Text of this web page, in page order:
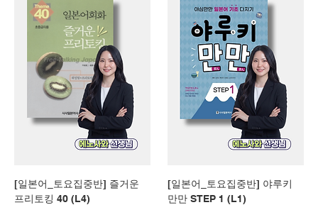
[일본어_토요집중반] 즐거운
프리토킹 40 (L4)
[일본어_토요집중반] 야루키
만만 STEP 1 (L1)